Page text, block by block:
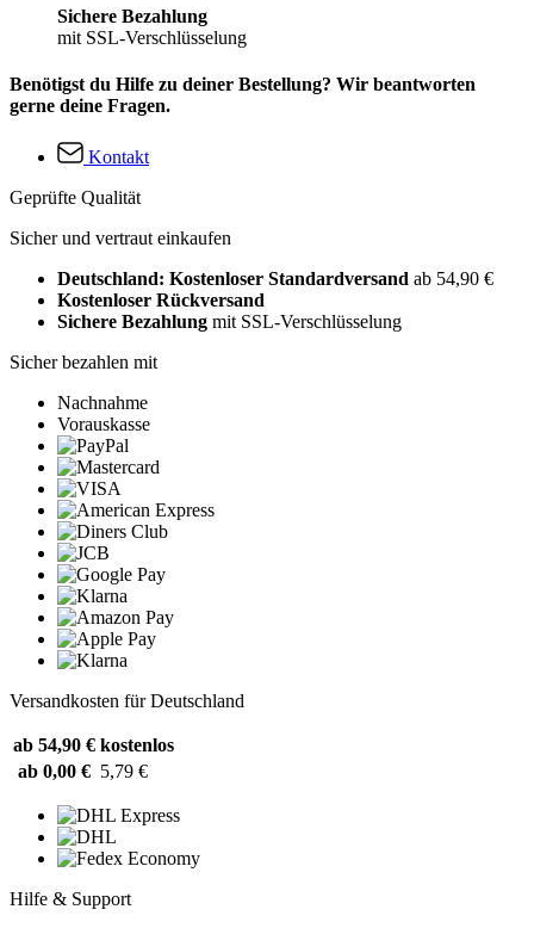
Sichere Bezahlung
mit SSL-Verschlüsselung
Benötigst du Hilfe zu deiner Bestellung? Wir beantworten
gerne deine Fragen.
Kontakt
Geprüfte Qualität
Sicher und vertraut einkaufen
Deutschland: Kostenloser Standardversand ab 54,90 €
Kostenloser Rückversand
Sichere Bezahlung mit SSL-Verschlüsselung
Sicher bezahlen mit
Nachnahme
Vorauskasse
Versandkosten für Deutschland
ab 54,90 € kostenlos
ab 0,00 € 5,79 €
Hilfe & Support